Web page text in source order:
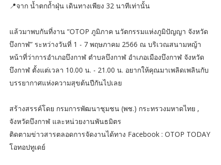
📍จาก น้ำตกถ้ำฝุ่น เดินทางเพียง 32 นาทีเท่านั้น
แล้วมาพบกันที่งาน “OTOP ภูมิภาค นวัตกรรมแห่งภูมิปัญญา จังหวัด
บึงกาฬ” ระหว่างวันที่ 1 - 7 พฤษภาคม 2566 ณ บริเวณสนามหญ้า
หน้าที่ว่าการอำเภอบึงกาฬ ตำบลบึงกาฬ อำเภอเมืองบึงกาฬ จังหวัด
บึงกาฬ ตั้งแต่เวลา 10.00 น. - 21.00 น. อยากให้คุณมาเพลิดเพลินกับ
บรรยากาศแห่งความสุขต้นปีกันไปเลย
สร้างสรรค์โดย กรมการพัฒนาชุมชน (พช.) กระทรวงมหาดไทย ,
จังหวัดบึงกาฬ และหน่วยงานพันธมิตร
ติดตามข่าวสารตลอดการจัดงานได้ทาง Facebook : OTOP TODAY
โอทอปทูเดย์